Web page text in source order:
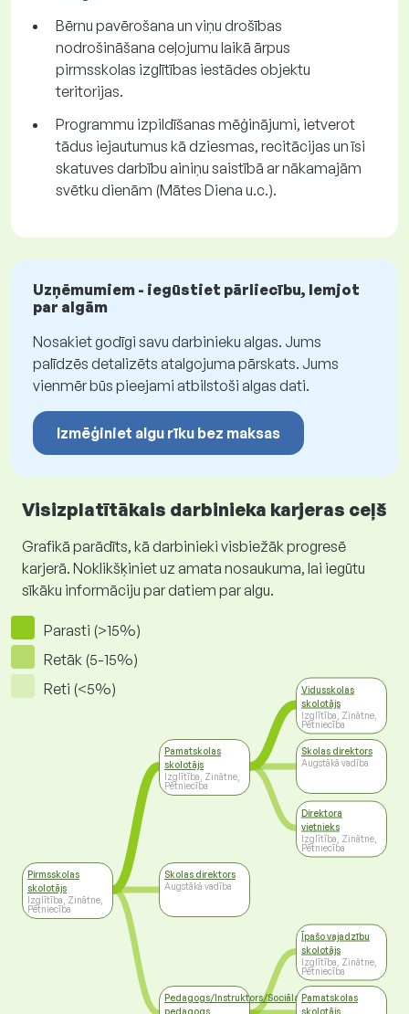
Bērnu pavērošana un viņu drošības
nodrošināšana ceļojumu laikā ārpus
pirmsskolas izglītības iestādes objektu
teritorijas.
Programmu izpildīšanas mēģinājumi, ietverot
tādus iejautumus kā dziesmas, recitācijas un īsi
skatuves darbību ainiņu saistībā ar nākamajām
svētku dienām (Mātes Diena u.c.).
Uzņēmumiem - iegūstiet pārliecību, lemjot
par algām
Nosakiet godīgi savu darbinieku algas. Jums
palīdzēs detalizēts atalgojuma pārskats. Jums
vienmēr būs pieejami atbilstoši algas dati.
Izmēģiniet algu rīku bez maksas
Visizplatītākais darbinieka karjeras ceļš
Grafikā parādīts, kā darbinieki visbiežāk progresē
karjerā. Noklikšķiniet uz amata nosaukuma, lai iegūtu
sīkāku informāciju par datiem par algu.
Parasti (>15%)
Retāk (5-15%)
Reti (<5%)
Pirmsskolas
skolotājs
Izglītība, Zinātne,
Pētniecība
Pamatskolas
skolotājs
Izglītība, Zinātne,
Pētniecība
Skolas direktors
Augstākā vadība
Pedagogs/Instruktors/Sociālais
pedagogs
Vidusskolas
skolotājs
Izglītība, Zinātne,
Pētniecība
Skolas direktors
Augstākā vadība
Direktora
vietnieks
Izglītība, Zinātne,
Pētniecība
Īpašo vajadzību
skolotājs
Izglītība, Zinātne,
Pētniecība
Pamatskolas
skolotājs